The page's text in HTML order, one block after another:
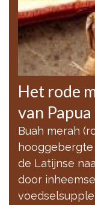
Het rode
van Papua
Buah merah
de Latijnse
door